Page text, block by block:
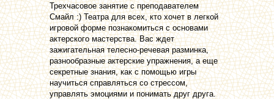
Трехчасовое занятие с преподавателем
Смайл :) Театра для всех, кто хочет в легкой
игровой форме познакомиться с основами
актерского мастерства. Вас ждет
зажигательная телесно-речевая разминка,
разнообразные актерские упражнения, а еще
секретные знания, как с помощью игры
научиться справляться со стрессом,
управлять эмоциями и понимать друг друга.